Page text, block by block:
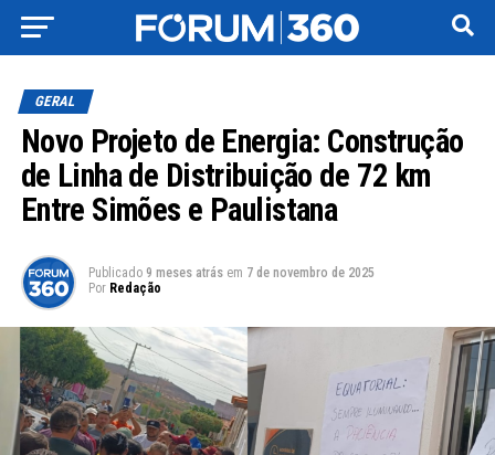
GERAL
Novo Projeto de Energia: Construção
de Linha de Distribuição de 72 km
Entre Simões e Paulistana
Publicado 9 meses atrás em 7 de novembro de 2025
Por Redação